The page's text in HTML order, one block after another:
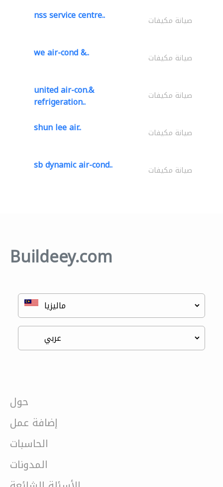
nss service centre.. صيانة مكيفات
we air-cond &.. صيانة مكيفات
united air-con.&
refrigeration.. صيانة مكيفات
shun lee air.. صيانة مكيفات
sb dynamic air-cond.. صيانة مكيفات
Buildeey.com
حول
إضافة عمل
الحاسبات
المدونات